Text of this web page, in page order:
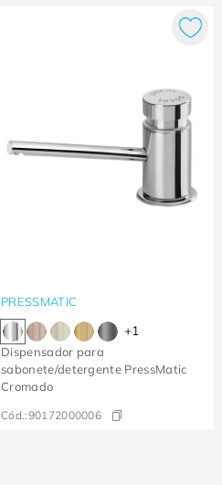
PRESSMATIC
+1
Dispensador para
sabonete/detergente PressMatic
Cromado
Cód.:90172000006